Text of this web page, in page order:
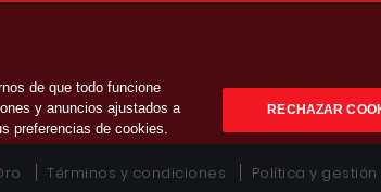
Términos y condiciones Política y
de que todo funcione
y anuncios ajustados a
preferencias de cookies.
RECHAZAR